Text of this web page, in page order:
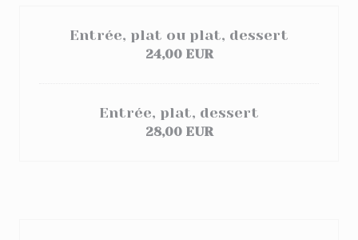
Entrée, plat ou plat, dessert
24,00 EUR
Entrée, plat, dessert
28,00 EUR